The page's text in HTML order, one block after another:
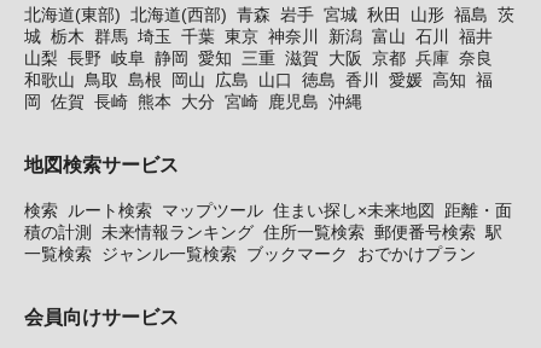
北海道(東部) 北海道(西部) 青森 岩手 宮城 秋田 山形 福島 茨
城 栃木 群馬 埼玉 千葉 東京 神奈川 新潟 富山 石川
福井
山梨 長野 岐阜 静岡 愛知 三重 滋賀 大阪 京都 兵庫 奈良
和歌山
鳥取 島根 岡山 広島 山口 徳島 香川 愛媛 高知 福
岡
佐賀 長崎 熊本 大分 宮崎 鹿児島 沖縄
地図検索サービス
検索 ルート検索 マップツール 住まい探し×未来地図
距離・面
積の計測 未来情報ランキング 住所一覧検索 郵便番号検索 駅
一覧検索 ジャンル一覧検索 ブックマーク おでかけプラン
会員向けサービス